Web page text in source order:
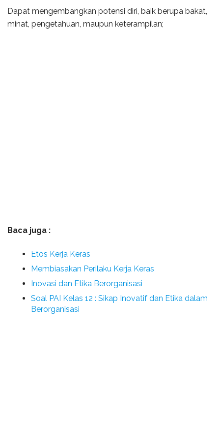
Dapat mengembangkan potensi diri, baik berupa bakat,
minat, pengetahuan, maupun keterampilan;
Baca juga :
Etos Kerja Keras
Membiasakan Perilaku Kerja Keras
Inovasi dan Etika Berorganisasi
Soal PAI Kelas 12 : Sikap Inovatif dan Etika dalam
Berorganisasi